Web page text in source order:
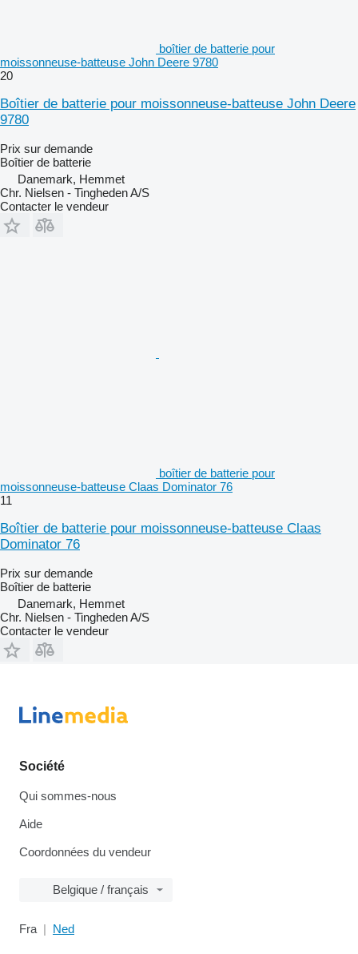
boîtier de batterie pour
moissonneuse-batteuse John Deere 9780
20
Boîtier de batterie pour moissonneuse-batteuse John Deere
9780
Prix sur demande
Boîtier de batterie
Danemark, Hemmet
Chr. Nielsen - Tingheden A/S
Contacter le vendeur
boîtier de batterie pour
moissonneuse-batteuse Claas Dominator 76
11
Boîtier de batterie pour moissonneuse-batteuse Claas
Dominator 76
Prix sur demande
Boîtier de batterie
Danemark, Hemmet
Chr. Nielsen - Tingheden A/S
Contacter le vendeur
Société
Qui sommes-nous
Aide
Coordonnées du vendeur
Belgique / français
Fra Ned